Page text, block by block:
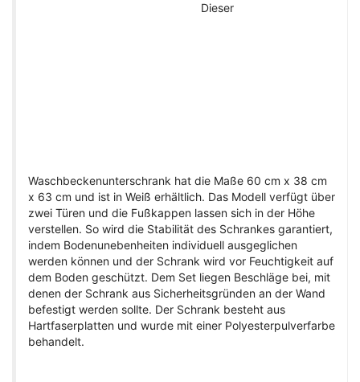
Dieser
Waschbeckenunterschrank hat die Maße 60 cm x 38 cm
x 63 cm und ist in Weiß erhältlich. Das Modell verfügt über
zwei Türen und die Fußkappen lassen sich in der Höhe
verstellen. So wird die Stabilität des Schrankes garantiert,
indem Bodenunebenheiten individuell ausgeglichen
werden können und der Schrank wird vor Feuchtigkeit auf
dem Boden geschützt. Dem Set liegen Beschläge bei, mit
denen der Schrank aus Sicherheitsgründen an der Wand
befestigt werden sollte. Der Schrank besteht aus
Hartfaserplatten und wurde mit einer Polyesterpulverfarbe
behandelt.